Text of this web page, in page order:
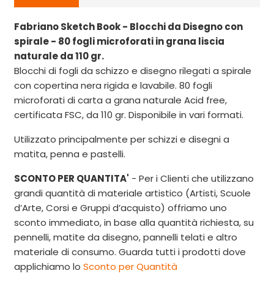
Fabriano Sketch Book - Blocchi da Disegno con
spirale - 80 fogli microforati in grana liscia
naturale da 110 gr.
Blocchi di fogli da schizzo e disegno rilegati a spirale
con copertina nera rigida e lavabile. 80 fogli
microforati di carta a grana naturale Acid free,
certificata FSC, da 110 gr. Disponibile in vari formati.
Utilizzato principalmente per schizzi e disegni a
matita, penna e pastelli.
SCONTO PER QUANTITA' - Per i Clienti che utilizzano
grandi quantità di materiale artistico (Artisti, Scuole
d’Arte, Corsi e Gruppi d’acquisto) offriamo uno
sconto immediato, in base alla quantità richiesta, su
pennelli, matite da disegno, pannelli telati e altro
materiale di consumo. Guarda tutti i prodotti dove
applichiamo lo Sconto per Quantità